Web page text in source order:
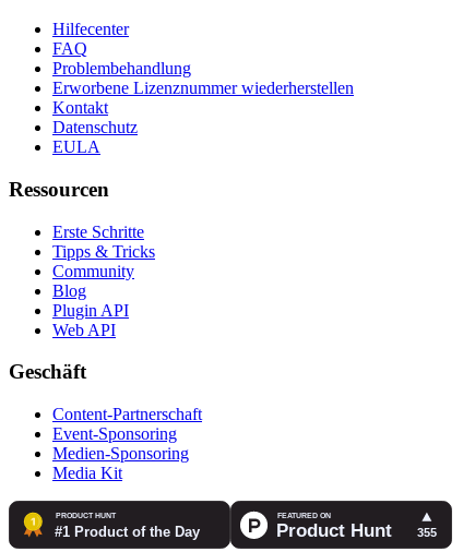
Hilfecenter
FAQ
Problembehandlung
Erworbene Lizenznummer wiederherstellen
Kontakt
Datenschutz
EULA
Ressourcen
Erste Schritte
Tipps & Tricks
Community
Blog
Plugin API
Web API
Geschäft
Content-Partnerschaft
Event-Sponsoring
Medien-Sponsoring
Media Kit